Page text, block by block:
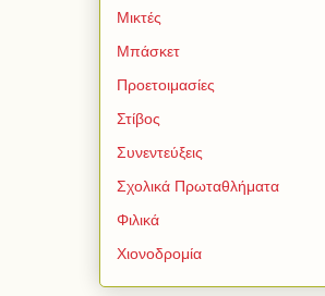
Μικτές
Μπάσκετ
Προετοιμασίες
Στίβος
Συνεντεύξεις
Σχολικά Πρωταθλήματα
Φιλικά
Χιονοδρομία